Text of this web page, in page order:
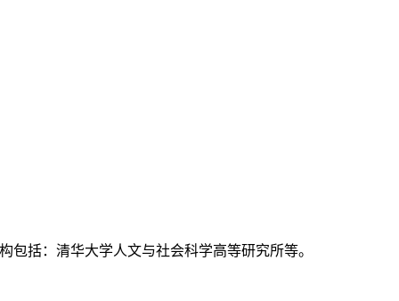
包括：清华大学人文与社会科学高等研究所等。